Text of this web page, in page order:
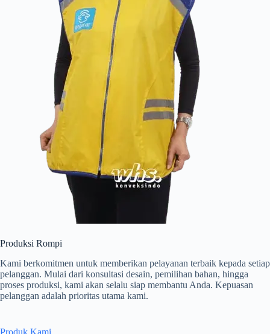
Produksi Rompi
Kami berkomitmen untuk memberikan pelayanan terbaik kepada setiap
pelanggan. Mulai dari konsultasi desain, pemilihan bahan, hingga
proses produksi, kami akan selalu siap membantu Anda. Kepuasan
pelanggan adalah prioritas utama kami.
Produk Kami